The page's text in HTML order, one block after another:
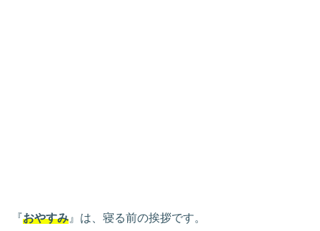
『おやすみ 』は、寝る前の挨拶です。